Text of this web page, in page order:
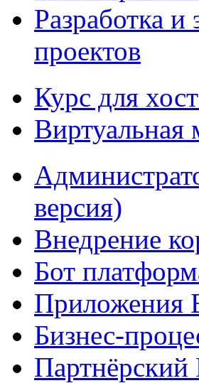
Разработка
проектов
Курс для
версия)
Внедрение
Бот
Приложения
Бизнес-
Партнёрский